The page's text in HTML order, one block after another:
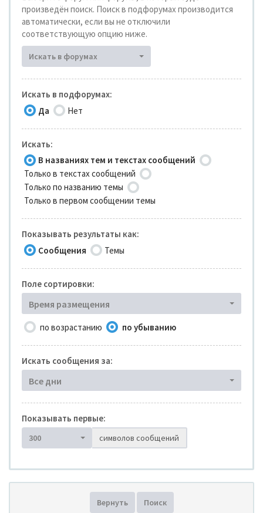
произведён поиск. Поиск в подфорумах производится
автоматически, если вы не отключили
соответствующую опцию ниже.
Искать в форумах
Искать в подфорумах:
Да
Нет
Искать:
В названиях тем и текстах сообщений
Только в текстах сообщений
Только по названию темы
Только в первом сообщении темы
Показывать результаты как:
Сообщения
Темы
Поле сортировки:
Время размещения
по возрастанию по убыванию
Искать сообщения за:
Все дни
Показывать первые:
300 символов сообщений
Вернуть Поиск